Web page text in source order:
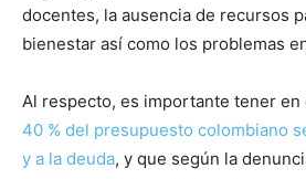
docentes, la ausencia de recursos
bienestar así como los problemas
Al respecto, es importante tener en
40 % del presupuesto colombiano
y a la deuda, y que según la